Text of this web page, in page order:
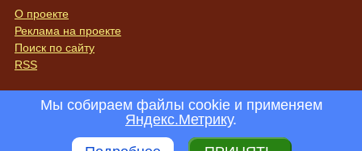
О проекте
Реклама на проекте
Поиск по сайту
RSS
Мы собираем файлы cookie и применяем
Яндекс.Метрику.